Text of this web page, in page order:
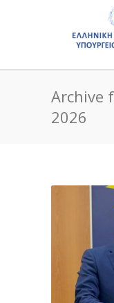
Archive
2026